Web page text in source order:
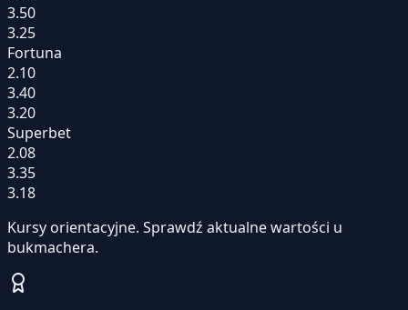
3.50
3.25
Fortuna
2.10
3.40
3.20
Superbet
2.08
3.35
3.18
Kursy orientacyjne. Sprawdź aktualne wartości u
bukmachera.